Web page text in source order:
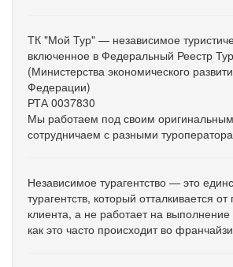
ТК "Мой Тур" — независимое
включенное в Федеральный Реестр
(Министерства экономического
Федерации)
РТА 0037830
Мы работаем под своим
сотрудничаем с разными
Независимое турагентство — это
турагентств, который отталкивается
клиента, а не работает на
как это часто происходит во